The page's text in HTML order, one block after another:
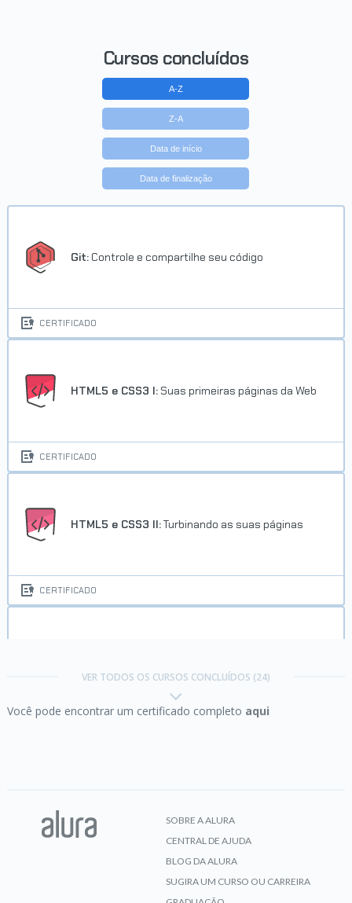
Cursos concluídos
A-Z
Z-A
Data de início
Data de finalização
Git: Controle e compartilhe seu código
CERTIFICADO
HTML5 e CSS3 I: Suas primeiras páginas da Web
CERTIFICADO
HTML5 e CSS3 II:Turbinando as suas páginas
CERTIFICADO
VER TODOS OS CURSOS CONCLUÍDOS (24)
Você pode encontrar um certificado completo aqui
SOBRE A ALURA
CENTRAL DE AJUDA
BLOG DA ALURA
SUGIRA UM CURSO OU CARREIRA